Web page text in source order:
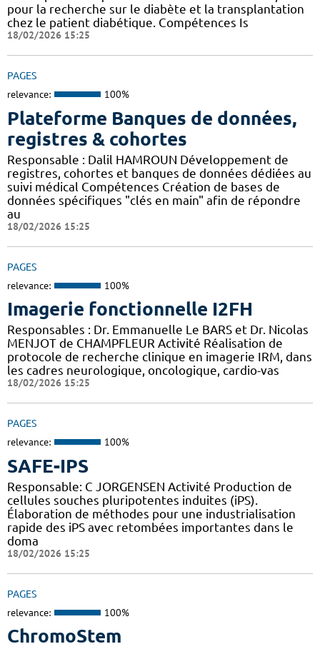
pour la recherche sur le diabète et la transplantation
chez le patient diabétique. Compétences Is
18/02/2026 15:25
PAGES
relevance: 100%
Plateforme Banques de données,
registres & cohortes
Responsable : Dalil HAMROUN Développement de
registres, cohortes et banques de données dédiées au
suivi médical Compétences Création de bases de
données spécifiques "clés en main" afin de répondre
au
18/02/2026 15:25
PAGES
relevance: 100%
Imagerie fonctionnelle I2FH
Responsables : Dr. Emmanuelle Le BARS et Dr. Nicolas
MENJOT de CHAMPFLEUR Activité Réalisation de
protocole de recherche clinique en imagerie IRM, dans
les cadres neurologique, oncologique, cardio-vas
18/02/2026 15:25
PAGES
relevance: 100%
SAFE-IPS
Responsable: C JORGENSEN Activité Production de
cellules souches pluripotentes induites (iPS).
Élaboration de méthodes pour une industrialisation
rapide des iPS avec retombées importantes dans le
doma
18/02/2026 15:25
PAGES
relevance: 100%
ChromoStem